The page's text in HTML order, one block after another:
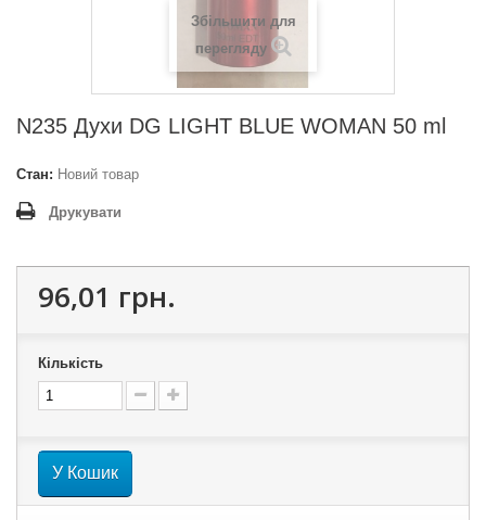
Збільшити для
перегляду
N235 Духи DG LIGHT BLUE WOMAN 50 ml
Стан: Новий товар
Друкувати
96,01 грн.
Кількість
У Кошик